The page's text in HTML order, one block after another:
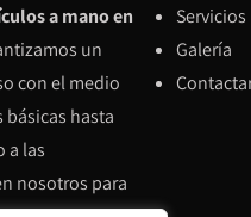
a mano en
un
con el medio
hasta
a las
nosotros para
Servicios
Galería